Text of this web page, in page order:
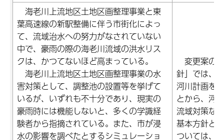
海老川上流地区土地区画整理事業と東
葉高速線の新駅整備に伴う市街化によっ
て、流域治水への努力がなされていない
中で、豪雨の際の海老川流域の洪水リス
クは、かつてないほど高まっている。
海老川上流地区土地区画整理事業の水
害対策として、調整池の設置等を挙げて
いるが、いずれも不十分であり、現実の
豪雨時には機能しないと、多くの学識経
験者から指摘されている。また、市が浸
水の影響を調べたとするシミュレーショ
変更案の
針」では、
河川計画を
とから、河
流域対策な
基本方針と
ついては、